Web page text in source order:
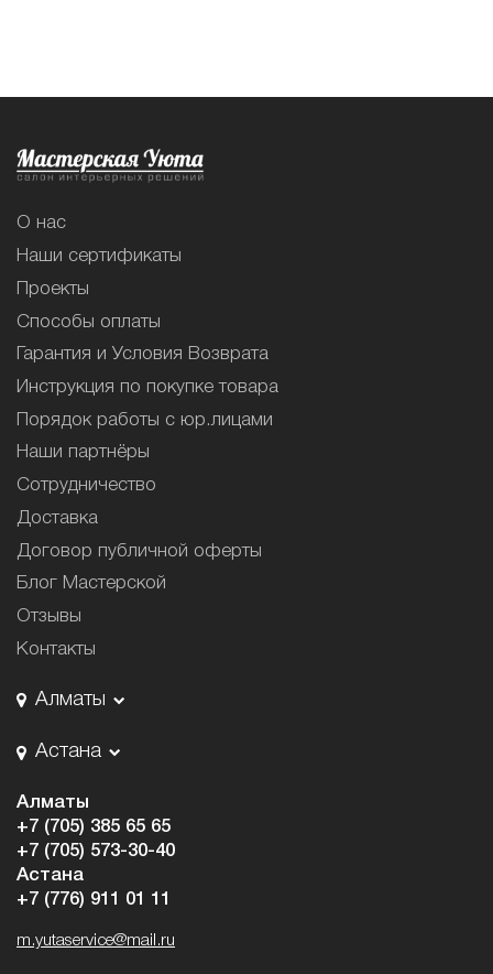
О нас
Наши сертификаты
Проекты
Способы оплаты
Гарантия и Условия Возврата
Инструкция по покупке товара
Порядок работы с юр.лицами
Наши партнёры
Сотрудничество
Доставка
Договор публичной оферты
Блог Мастерской
Отзывы
Контакты
Алматы
Астана
Алматы
+7 (705) 385 65 65
+7 (705) 573-30-40
Астана
+7 (776) 911 01 11
m.yutaservice@mail.ru